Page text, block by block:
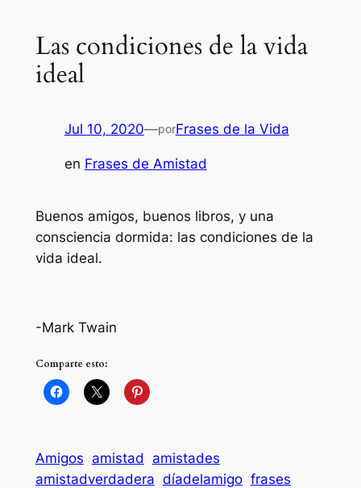
Las condiciones de la vida
ideal
Jul 10, 2020—porFrases de la Vida
en Frases de Amistad
Buenos amigos, buenos libros, y una
consciencia dormida: las condiciones de la
vida ideal.
-Mark Twain
Comparte esto:
Amigos amistad
amistades
amistadverdadera díadelamigo frases